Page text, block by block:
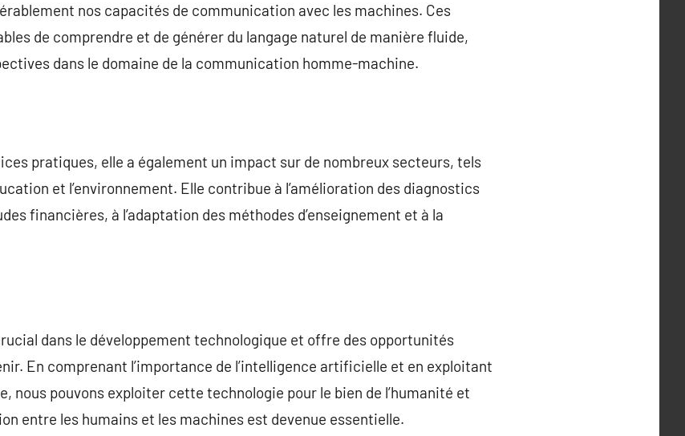
nos capacités de communication avec les machines. Ces
de comprendre et de générer du langage naturel de manière fluide,
dans le domaine de la communication homme-machine.
pratiques, elle a également un impact sur de nombreux secteurs, tels
et l’environnement. Elle contribue à l’amélioration des diagnostics
financières, à l’adaptation des méthodes d’enseignement et à la
dans le développement technologique et offre des opportunités
En comprenant l’importance de l’intelligence artificielle et en exploitant
nous pouvons exploiter cette technologie pour le bien de l’humanité et
entre les humains et les machines est devenue essentielle.